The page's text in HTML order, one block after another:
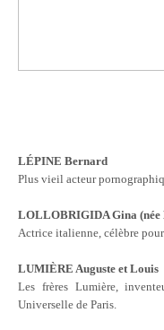
LÉPINE Bernard
Plus vieil acteur
LOLLOBRIGIDA Gina
Actrice italienne, célèbre
LUMIÈRE Auguste et Louis
Les frères Lumière,
Universelle de Paris.